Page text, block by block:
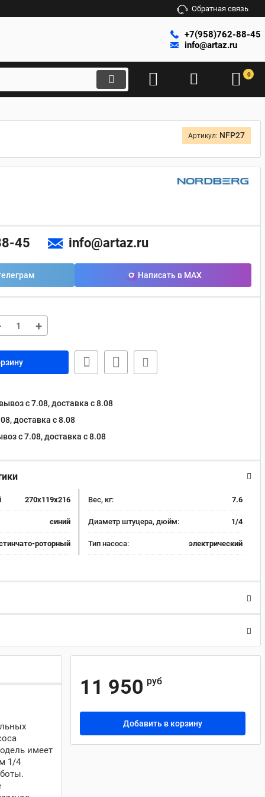
Обратная связь
+7(958)762-88-45
info@artaz.ru
0
Артикул: NFP27
45 info@artaz.ru
Написать в MAX
+
с 7.08, доставка c 8.08
доставка c 8.08
с 7.08, доставка c 8.08
i 270x119x216 Вес, кг: 7.6
синий Диаметр штуцера, дюйм: 1/4
роторный Тип насоса: электрический
имеет
1/4
11 950 руб
Добавить в корзину